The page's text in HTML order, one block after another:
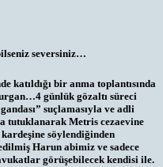
seversiniz…
katıldığı bir anma toplantısında
günlük gözaltı süreci
suçlamasıyla ve adli
tutuklanarak Metris cezaevine
söylendiğinden
Harun abimiz ve sadece
görüşebilecek kendisi ile.